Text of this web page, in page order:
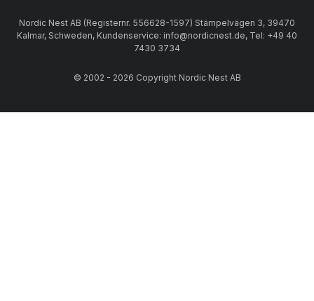
Nordic Nest AB (Registernr. 556628-1597) Stämpelvägen 3, 39470
Kalmar, Schweden, Kundenservice: info@nordicnest.de, Tel: +49 40
7430 3734
© 2002 - 2026 Copyright Nordic Nest AB